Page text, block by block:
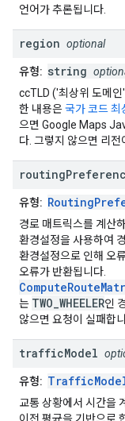
언어가 추론됩니다.
region optional
유형: string
ccTLD ('최상위 도메인
한 내용은국가 코드 최
으면 Google Maps
다. 그렇지 않으면 리
routing
유형:
경로 매트릭스를 계산
환경설정을 사용하여
환경설정으로 인해 오
오류가 반환됩니다.
는 TWO_WHEELER인
않으면 요청이 실패합
trafficModel
유형:
교통 상황에서 시간을